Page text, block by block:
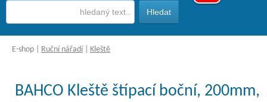
E-shop Ruční nářadí Kleště
BAHCO Kleště štípací boční, 200mm,